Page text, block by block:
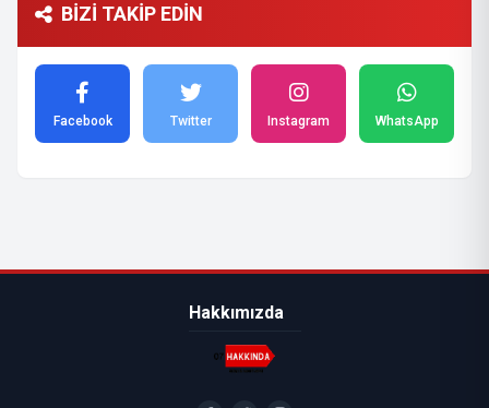
BİZİ TAKİP EDİN
Facebook Twitter Instagram WhatsApp
Hakkımızda